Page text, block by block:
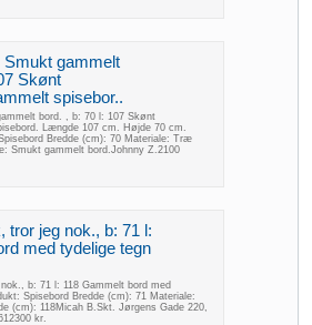
gammelt
Skønt
spisebor..
bord. , b: 70 l: 107 Skønt
Længde 107 cm. Højde 70 cm.
Bredde (cm): 70 Materiale: Træ
Smukt gammelt bord.Johnny Z.2100
tror jeg nok., b: 71 l:
med tydelige tegn
b: 71 l: 118 Gammelt bord med
Spisebord Bredde (cm): 71 Materiale:
(cm): 118Micah B.Skt. Jørgens Gade 220,
kr.